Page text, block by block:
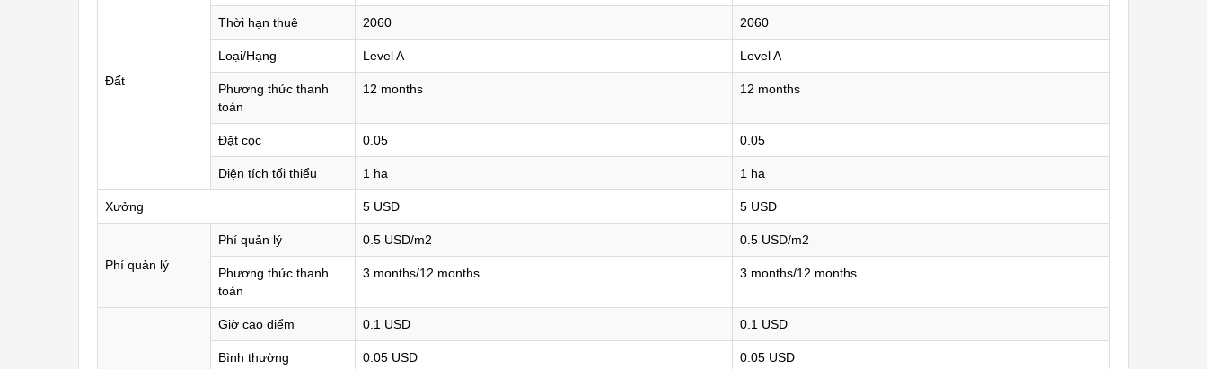
Đất
Thời hạn thuê 2060 2060
Loại/Hạng Level A Level A
Phương thức thanh
toán
12 months 12 months
Đặt cọc 0.05 0.05
Diện tích tối thiểu 1 ha 1 ha
Xưởng 5 USD 5 USD
Phí quản lý
Phí quản lý 0.5 USD/m2 0.5 USD/m2
Phương thức thanh
toán
3 months/12 months 3 months/12 months
Giờ cao điểm 0.1 USD 0.1 USD
Bình thường 0.05 USD 0.05 USD